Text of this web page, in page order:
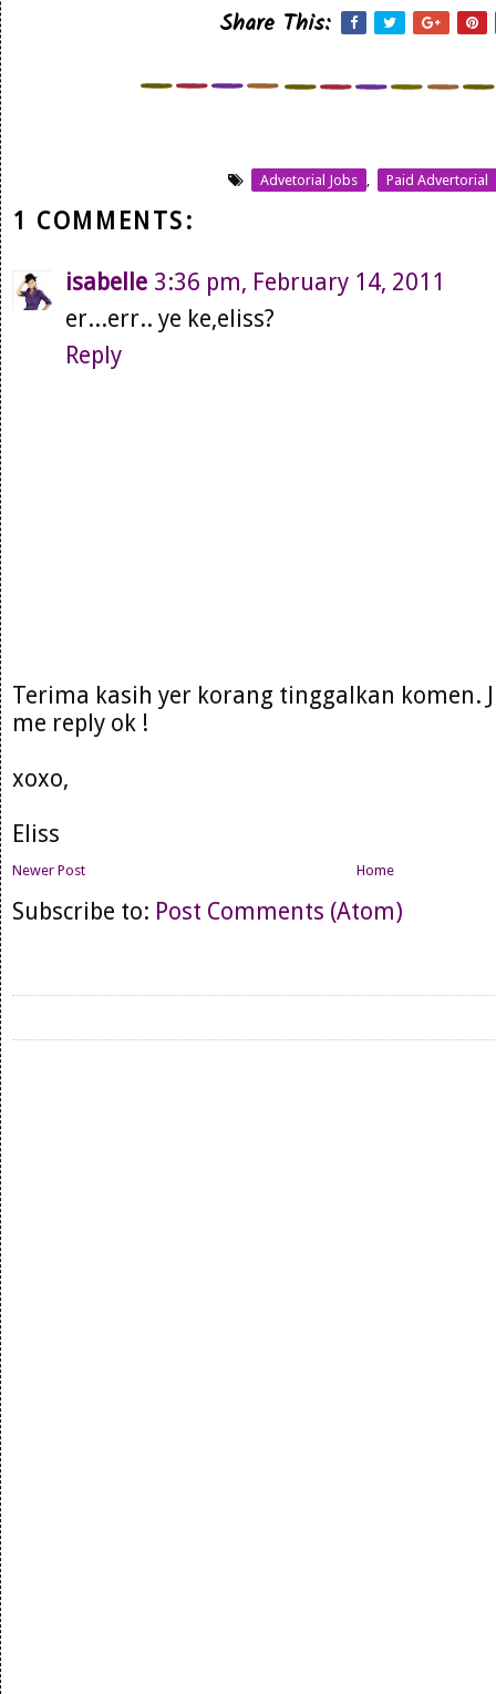
Share This:
Advetorial Jobs Paid Advertorial
1 COMMENTS:
isabelle 3:36 pm, February 14, 2011
er...err.. ye ke,eliss?
Reply
Terima kasih yer korang tinggalkan komen.
me reply ok !
xoxo,
Eliss
Newer Post Home
Subscribe to: Post Comments (Atom)